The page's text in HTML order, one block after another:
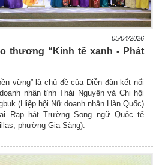
05/04/2026
thương “Kinh tế xanh - Phát
vững” là chủ đề của Diễn đàn kết nối
nhân tỉnh Thái Nguyên và Chi hội
(Hiệp hội Nữ doanh nhân Hàn Quốc)
Rạp hát Trường Song ngữ Quốc tế
phường Gia Sàng).